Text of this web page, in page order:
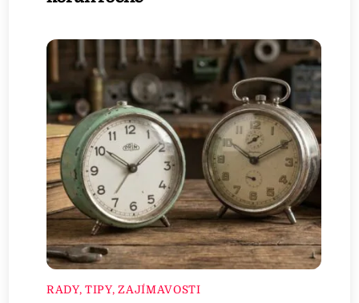
RADY, TIPY, ZAJÍMAVOSTI